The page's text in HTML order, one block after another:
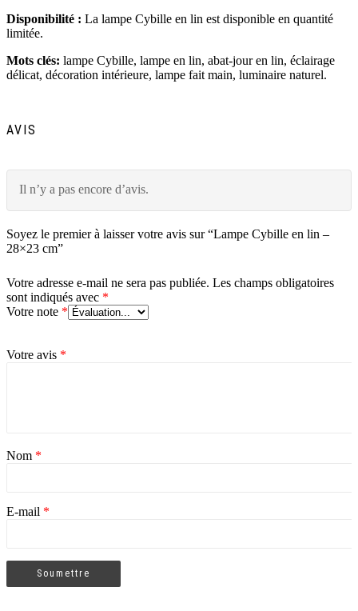
Disponibilité : La lampe Cybille en lin est disponible en quantité
limitée.
Mots clés: lampe Cybille, lampe en lin, abat-jour en lin, éclairage
délicat, décoration intérieure, lampe fait main, luminaire naturel.
AVIS
Il n’y a pas encore d’avis.
Soyez le premier à laisser votre avis sur “Lampe Cybille en lin –
28×23 cm”
Votre adresse e-mail ne sera pas publiée. Les champs obligatoires
sont indiqués avec *
Votre note *
Votre avis *
Nom *
E-mail *